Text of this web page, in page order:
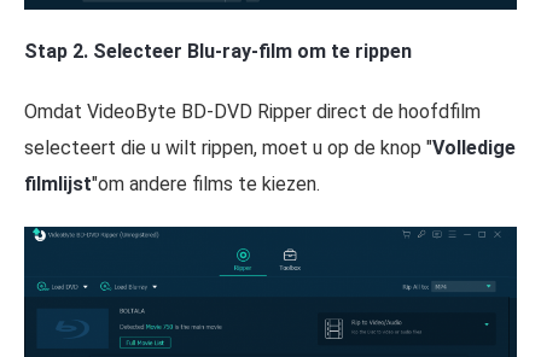
Stap 2. Selecteer Blu-ray-film om te rippen
Omdat VideoByte BD-DVD Ripper direct de hoofdfilm
selecteert die u wilt rippen, moet u op de knop "Volledige
filmlijst"om andere films te kiezen.